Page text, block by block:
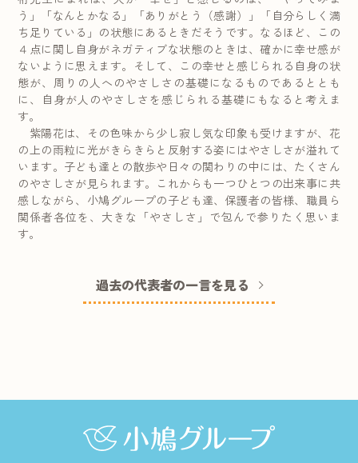
う」「なんとかなる」「ありがとう（感謝）」「自分らしく満
ち足りている」の状態にあるときだそうです。なるほど、この
４点に関し自身がネガティブな状態のときは、確かに幸せ感が
ないように思えます。そして、この幸せと感じられる自身の状
態が、周りの人へのやさしさの基礎になるものであるととも
に、自身が人のやさしさを感じられる基礎にもなると考えま
す。
紫陽花は、その色味から少し寂し気な印象も受けますが、花
の上の雨粒に光がきらきらと反射する姿にはやさしさが溢れて
います。子ども達との散歩や日々の関わりの中には、たくさん
のやさしさが見られます。これからも一つひとつの出来事に共
感しながら、小鳩グループの子ども達、保護者の皆様、職員ら
関係者各位を、大きな「やさしさ」で包んで参りたく思いま
す。
過去の代表者の一言を見る